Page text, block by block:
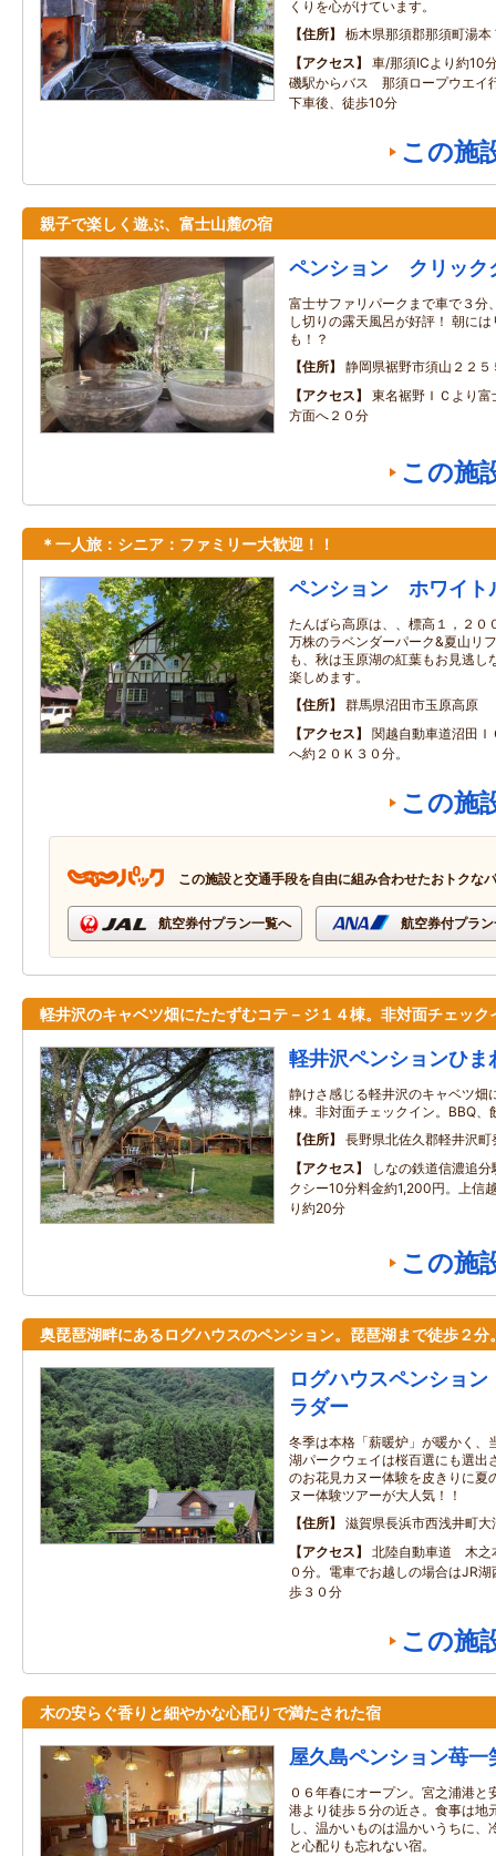
くりを心がけています。
住所
栃木県那須郡那須町湯本
アクセス
車/那須ICより約10
磯駅からバス 那須ロープウエイ
下車後、徒歩10分
この施
親子で楽しく遊ぶ、富士山麓の宿
ペンション クリック
富士サファリパークまで車で３分
し切りの露天風呂が好評！ 朝に
も！？
住所
静岡県裾野市須山２２５
アクセス
東名裾野ＩＣより
方面へ２０分
この施
＊一人旅：シニア：ファミリー大歓迎！！
ペンション ホワイト
たんばら高原は、、標高１，２０
万株のラベンダーパーク&夏山リ
も、秋は玉原湖の紅葉もお見逃し
楽しめます。
住所
群馬県沼田市玉原高原
アクセス
関越自動車道沼田
へ約２０Ｋ３０分。
この施
この施設と交通手段を自由に組み合わせたおトクな
航空券付プラン一覧へ 航空券付プラ
軽井沢のキャベツ畑にたたずむコテ－ジ１４棟。非対面チェック
軽井沢ペンションひま
静けさ感じる軽井沢のキャベツ畑
棟。非対面チェックイン。BBQ、
住所
長野県北佐久郡軽井沢
アクセス
しなの鉄道信濃追
クシー10分料金約1,200円。上信
り約20分
この施
奥琵琶湖畔にあるログハウスのペンション。琵琶湖まで徒歩２分
ログハウスペンショ
ラダー
冬季は本格「薪暖炉」が暖かく、
湖パークウェイは桜百選にも選出
のお花見カヌー体験を皮きりに夏
ヌー体験ツアーが大人気！！
住所
滋賀県長浜市西浅井町大
アクセス
北陸自動車道 木之
０分。電車でお越しの場合はJR
歩３０分
この施
木の安らぐ香りと細やかな心配りで満たされた宿
屋久島ペンション苺一
０６年春にオープン。宮之浦港と
港より徒歩５分の近さ。食事は地
し、温かいものは温かいうちに、
と心配りも忘れない宿。